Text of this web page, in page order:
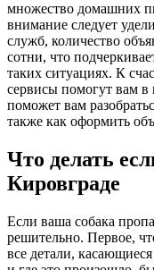
множество домашних
внимание следует
служб, количество
сотни, что
таких ситуациях. К
сервисы помогут вам в
поможет вам
также как оформить
Что делать
Кировграде
Если ваша собака
решительно. Первое,
все детали,